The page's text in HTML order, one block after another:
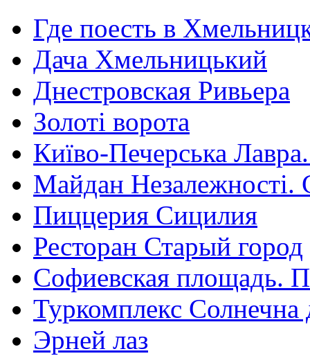
Где поесть в
Дача Хмельницький
Днестровская Ривьера
Золоті ворота
Київо-Печерська
Майдан Незалежності.
Пиццерия Сицилия
Ресторан Старый город
Софиевская площадь.
Туркомплекс Солнечна
Эрней лаз